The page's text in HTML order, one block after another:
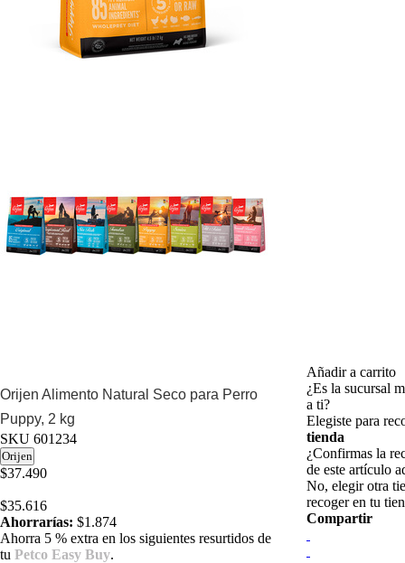
Orijen Alimento Natural Seco para Perro
Puppy, 2 kg
SKU 601234
Orijen
$37.490
$35.616
Ahorrarías: $1.874
Ahorra 5 % extra en los siguientes resurtidos de
tu Petco Easy Buy.
Añadir a carrito
¿Es la sucursal
a ti?
Elegiste para
tienda
¿Confirmas la
de este artículo
No, elegir otra
recoger en tu
Compartir